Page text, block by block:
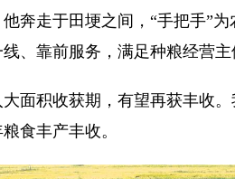
奔走于田埂之间，“手把手”
、靠前服务，满足种粮经营
积收获期，有望再获丰收。
食丰产丰收。